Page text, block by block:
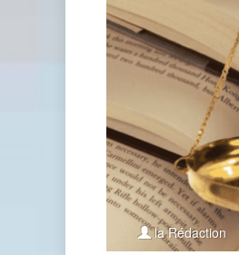
la Rédaction